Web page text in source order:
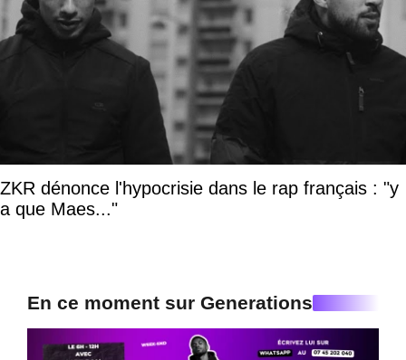
ZKR dénonce l'hypocrisie dans le rap français : "y
a que Maes..."
En ce moment sur Generations